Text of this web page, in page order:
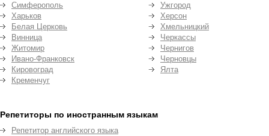
Симферополь
Харьков
Белая Церковь
Винница
Житомир
Ивано-Франковск
Кировоград
Кременчуг
Ужгород
Херсон
Хмельницкий
Черкассы
Чернигов
Черновцы
Ялта
Репетиторы по иностранным языкам
Репетитор английского языка